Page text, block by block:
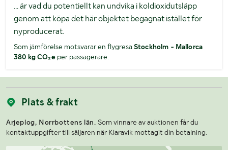
... är vad du potentiellt kan undvika i koldioxidutsläpp
genom att köpa det här objektet begagnat istället för
nyproducerat.
Som jämförelse motsvarar en flygresa Stockholm - Mallorca
380 kg CO₂eper passagerare.
Plats & frakt
Arjeplog, Norrbottens län. Som vinnare av auktionen får du
kontaktuppgifter till säljaren när Klaravik mottagit din betalning.